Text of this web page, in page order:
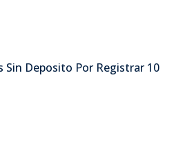
Sin Deposito Por Registrar 10